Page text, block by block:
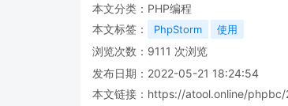
本文分类： PHP编程
本文标签：
PhpStorm 使用
浏览次数： 9111 次浏览
发布日期：2022-05-21 18:24:54
本文链接： https://atool.online/